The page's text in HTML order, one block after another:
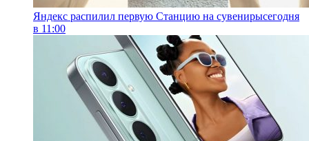
Яндекс распилил первую Станцию на сувенирысегодня
в 11:00